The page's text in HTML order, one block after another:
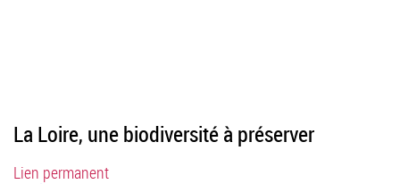
La Loire, une biodiversité à préserver
Lien permanent